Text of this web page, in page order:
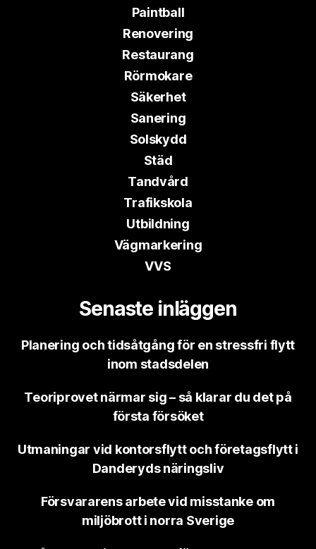
Paintball
Renovering
Restaurang
Rörmokare
Säkerhet
Sanering
Solskydd
Städ
Tandvård
Trafikskola
Utbildning
Vägmarkering
VVS
Senaste inläggen
Planering och tidsåtgång för en stressfri flytt
inom stadsdelen
Teoriprovet närmar sig – så klarar du det på
första försöket
Utmaningar vid kontorsflytt och företagsflytt i
Danderyds näringsliv
Försvararens arbete vid misstanke om
miljöbrott i norra Sverige